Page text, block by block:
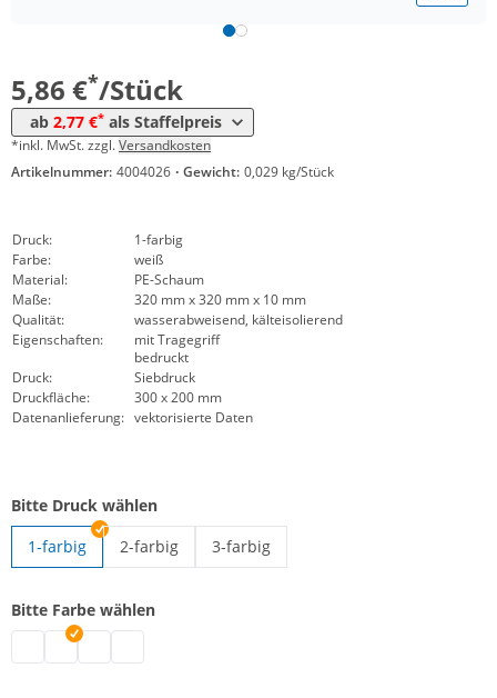
5,86 €*/Stück
ab 2,77 €* als Staffelpreis
*inkl. MwSt. zzgl.Versandkosten
Artikelnummer: 4004026 · Gewicht: 0,029 kg/Stück
Druck:
1-farbig
Farbe:
weiß
Material:
PE-Schaum
Maße:
320 mm x 320 mm x 10 mm
Qualität:
wasserabweisend, kälteisolierend
Eigenschaften:
mit Tragegriff
bedruckt
Druck:
Siebdruck
Druckfläche:
300 x 200 mm
Datenanlieferung: vektorisierte Daten
Bitte Druck wählen
1-farbig
2-farbig
3-farbig
Bitte Farbe wählen
Sitzkissen bedruckt | grau
Sitzkissen bedruckt | weiß
Sitzkissen bedruckt | blau